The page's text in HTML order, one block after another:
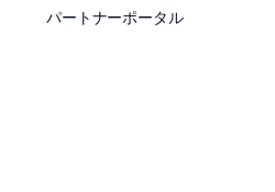
パートナーポータル